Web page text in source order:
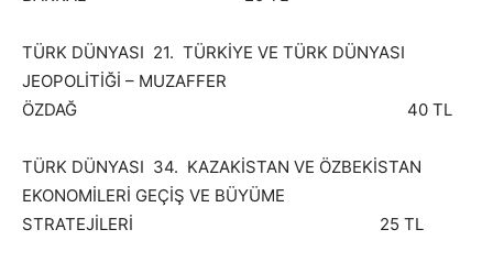
TÜRK DÜNYASI 21. TÜRKİYE VE TÜRK DÜNYASI
JEOPOLİTİĞİ – MUZAFFER
ÖZDAĞ 40 TL
TÜRK DÜNYASI 34. KAZAKİSTAN VE ÖZBEKİSTAN
EKONOMİLERİ GEÇİŞ VE BÜYÜME
STRATEJİLERİ 25 TL